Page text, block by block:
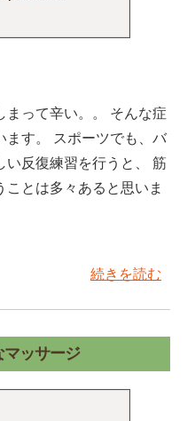
まって辛い。。 そんな症
ます。 スポーツでも、バ
い反復練習を行うと、 筋
とは多々あると思いま
続きを読む
マッサージ